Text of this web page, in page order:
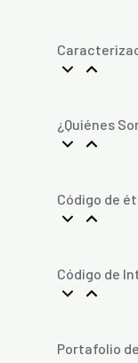
¿Quiénes
Código de
Código de
Portafolio